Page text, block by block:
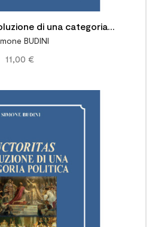
di una categoria
politica
BUDINI
11,00 €